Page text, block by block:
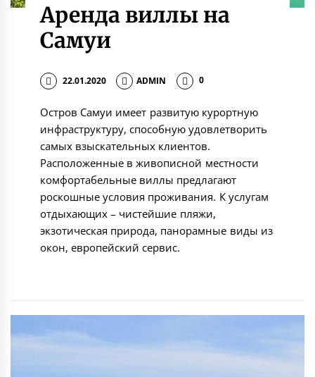
Аренда виллы на
Самуи
22.01.2020 ADMIN 0
Остров Самуи имеет развитую курортную
инфраструктуру, способную удовлетворить
самых взыскательных клиентов.
Расположенные в живописной местности
комфортабельные виллы предлагают
роскошные условия проживания. К услугам
отдыхающих – чистейшие пляжи,
экзотическая природа, панорамные виды из
окон, европейский сервис.